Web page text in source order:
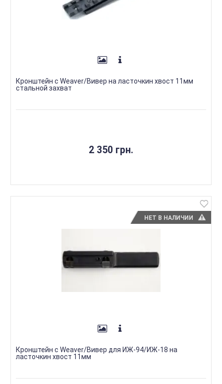
Кронштейн с Weaver/Вивер на ласточкин хвост 11мм
стальной захват
2 350 грн.
НЕТ В НАЛИЧИИ
Кронштейн с Weaver/Вивер для ИЖ-94/ИЖ-18 на
ласточкин хвост 11мм